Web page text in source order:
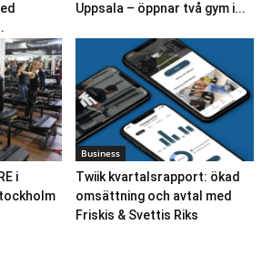
Uppsala – öppnar två gym i...
i
Business
Twiik kvartalsrapport: ökad
omsättning och avtal med
Friskis & Svettis Riks